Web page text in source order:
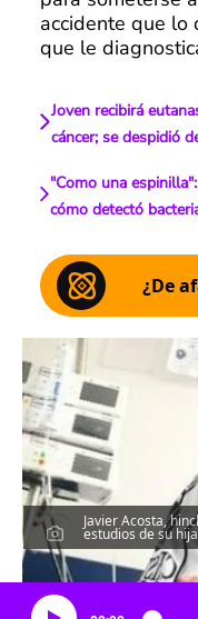
accidente que lo
que le
Joven recibirá
cáncer; se despidió
"Como una
cómo detectó
¿De
Javier Acosta,
estudios de su